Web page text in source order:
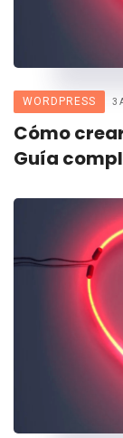
WORDPRESS 3
Cómo
Guía